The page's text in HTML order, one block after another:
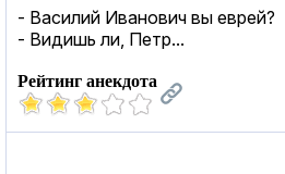
- Василий Иванович вы еврей?
- Видишь ли, Петр...
Рейтинг анекдота